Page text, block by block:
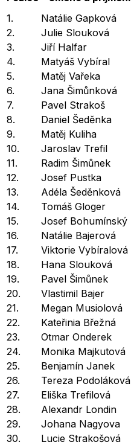
1.
Natálie Gapková
2.
Julie Slouková
3.
Jiří Halfar
4.
Matyáš Vybíral
5.
Matěj Vařeka
6.
Jana Šimůnková
7.
Pavel Strakoš
8.
Daniel Šeděnka
9.
Matěj Kuliha
10.
Jaroslav Trefil
11.
Radim Šimůnek
12.
Josef Pustka
13.
Adéla Šeděnková
14.
Tomáš Gloger
15.
Josef Bohumínský
16.
Natálie Bajerová
17.
Viktorie Vybíralová
18.
Hana Slouková
19.
Pavel Šimůnek
20.
Vlastimil Bajer
21.
Megan Musiolová
22.
Kateřinia Břežná
23.
Otmar Onderek
24.
Monika Majkutová
25.
Benjamín Janek
26.
Tereza Podoláková
27.
Eliška Trefilová
28.
Alexandr Londin
29.
Johana Nagyova
30.
Lucie Strakošová